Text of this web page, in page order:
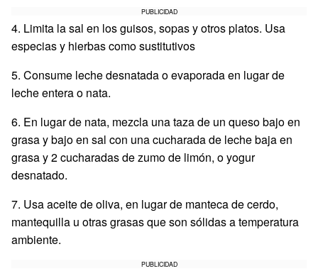
PUBLICIDAD
4. Limita la sal en los guisos, sopas y otros platos. Usa
especias y hierbas como sustitutivos
5. Consume leche desnatada o evaporada en lugar de
leche entera o nata.
6. En lugar de nata, mezcla una taza de un queso bajo en
grasa y bajo en sal con una cucharada de leche baja en
grasa y 2 cucharadas de zumo de limón, o yogur
desnatado.
7. Usa aceite de oliva, en lugar de manteca de cerdo,
mantequilla u otras grasas que son sólidas a temperatura
ambiente.
PUBLICIDAD